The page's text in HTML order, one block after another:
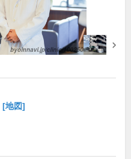
[地図]